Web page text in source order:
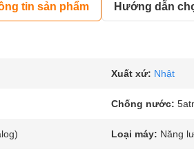
tin sản phẩm Hướng dẫn
Xuất xứ: Nhật
Chống nước:
Loại máy: Năng